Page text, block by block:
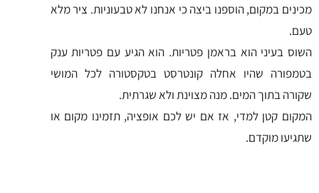
מכינים במקום, הוספנו ביצה כי אנחנו לא טבעוניות. ציר מלא
טעם.
השוס בעיני הוא בראמן פטריות. הוא הגיע עם פטריות ענק
בטמפורה שהיו אחלה קונטרסט בטקסטורה לכל המושי
שקורה בתוך המים. מנה מצוינת ולא שגרתית.
המקום קטן למדי, אז אם יש לכם אופציה, תזמינו מקום או
שתגיעו מוקדם.